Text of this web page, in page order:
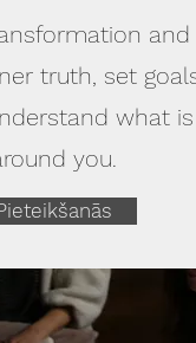
truth, set
what
you.